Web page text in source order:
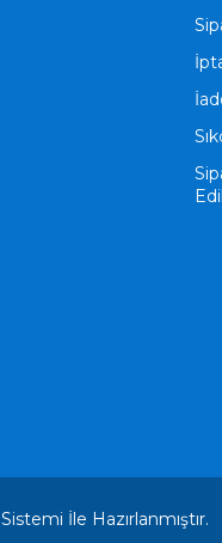
Sistemi İle Hazırlanmıştır.